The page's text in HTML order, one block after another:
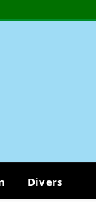
Divers